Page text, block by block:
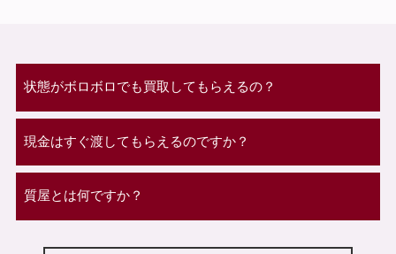
状態がボロボロでも買取してもらえるの？
現金はすぐ渡してもらえるのですか？
質屋とは何ですか？